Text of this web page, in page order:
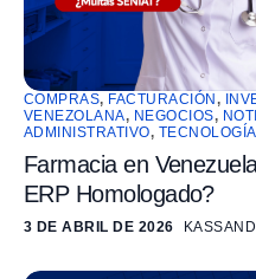
COMPRAS, FACTURACIÓN ,
VENEZOLANA, NEGOCIOS,
ADMINISTRATIVO, TECNOLOGÍA
Farmacia en
ERP Homologado?
3 DE ABRIL DE 2026